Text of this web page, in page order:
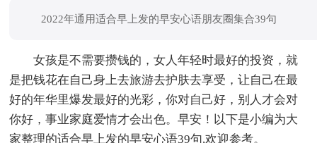
2022年通用适合早上发的早安心语朋友圈集合39句
女孩是不需要攒钱的，女人年轻时最好的投资，就
是把钱花在自己身上去旅游去护肤去享受，让自己在最
好的年华里爆发最好的光彩，你对自己好，别人才会对
你好，事业家庭爱情才会出色。早安！以下是小编为大
家整理的适合早上发的早安心语39句,欢迎参考。